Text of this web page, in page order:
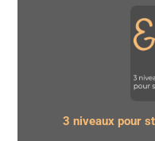
3 niveaux pour